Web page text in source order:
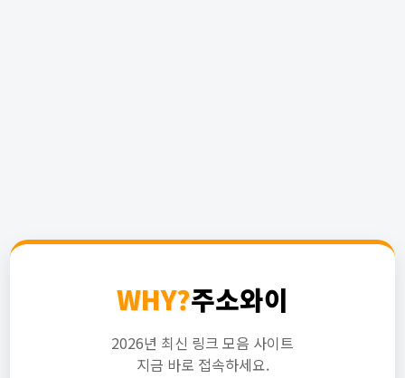
WHY?주소와이
2026년 최신 링크 모음 사이트
지금 바로 접속하세요.